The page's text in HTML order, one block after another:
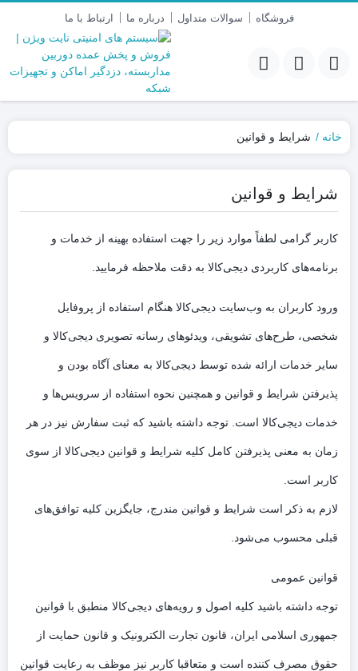
فروشگاه سوالات متداول درباره ما ارتباط با ما
خانه شرایط و قوانین
شرایط و قوانین
کاربر گرامی لطفاً موارد زیر را جهت استفاده بهینه از خدمات و
برنامه‌‏های کاربردی دیجی‌کالا به دقت ملاحظه فرمایید.
ورود کاربران به وب‏‌سایت دیجی‌کالا هنگام استفاده از پروفایل
شخصی، طرح‏‌های تشویقی، ویدئوهای رسانه تصویری دیجی‌کالا و
سایر خدمات ارائه شده توسط دیجی‌کالا به معنای آگاه بودن و
پذیرفتن شرایط و قوانین و همچنین نحوه استفاده از سرویس‌‏ها و
خدمات دیجی‌کالا است. توجه داشته باشید که ثبت سفارش نیز در هر
زمان به معنی پذیرفتن کامل کلیه شرایط و قوانین دیجی‌کالا از سوی
کاربر است.
لازم به ذکر است شرایط و قوانین مندرج، جایگزین کلیه توافق‏‌های
قبلی محسوب می‏‌شود.
قوانین عمومی
توجه داشته باشید کلیه اصول و رویه‏‌های دیجی‌کالا منطبق با قوانین
جمهوری اسلامی ایران، قانون تجارت الکترونیک و قانون حمایت از
حقوق مصرف کننده است و متعاقبا کاربر نیز موظف به رعایت قوانین